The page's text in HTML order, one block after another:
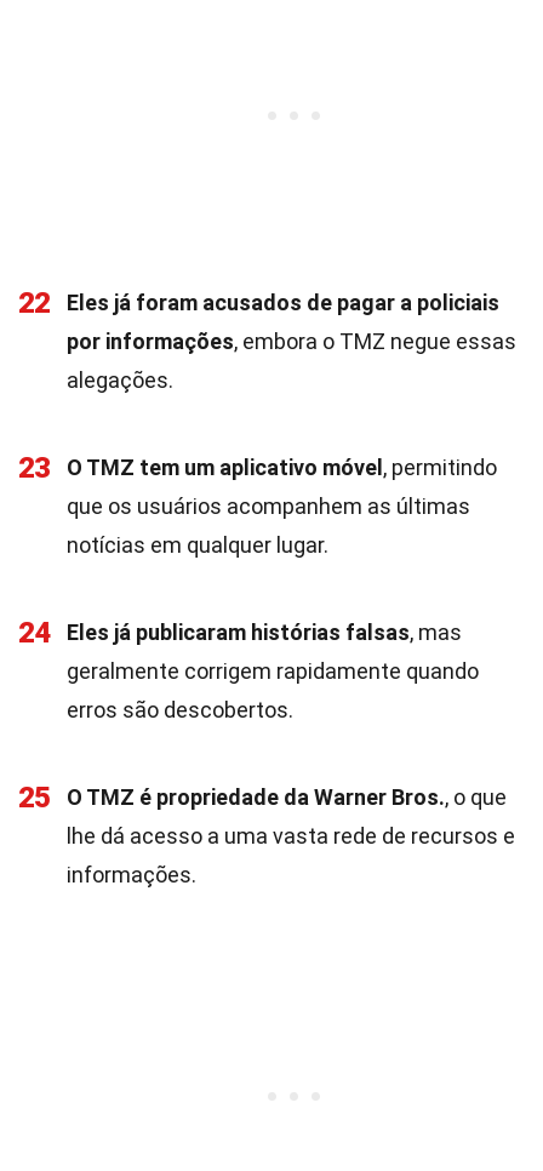
22
Eles já foram acusados de pagar a policiais
por informações, embora o TMZ negue essas
alegações.
23 O TMZ tem um aplicativo móvel , permitindo
que os usuários acompanhem as últimas
notícias em qualquer lugar.
24 Eles já publicaram histórias falsas, mas
geralmente corrigem rapidamente quando
erros são descobertos.
25 O TMZ é propriedade da Warner Bros., o que
lhe dá acesso a uma vasta rede de recursos e
informações.